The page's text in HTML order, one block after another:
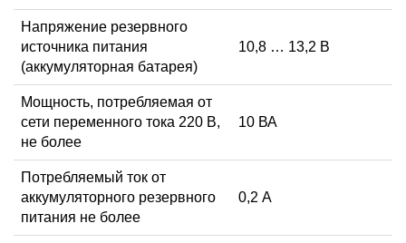
Напряжение резервного
источника питания
(аккумуляторная батарея)
10,8 … 13,2 В
Мощность, потребляемая от
сети переменного тока 220 В,
не более
10 ВА
Потребляемый ток от
аккумуляторного резервного
питания не более
0,2 А